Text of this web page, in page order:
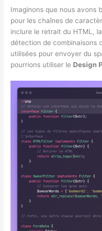
Imaginons que nous avons
pour les chaînes de
inclure le retrait du HTML,
détection de combinaisons
utilisées pour envoyer du
pourrions utiliser le Design